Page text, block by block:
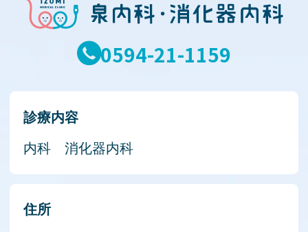
0594-21-1159
診療内容
内科 消化器内科
住所